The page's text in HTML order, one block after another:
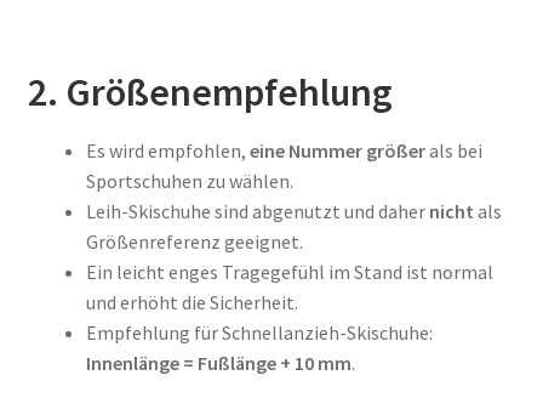
Widerrufsbelehrung
Zahlungsarten
2. Größenempfehlung
Es wird empfohlen, eine Nummer größerals bei
Sportschuhen zu wählen.
Leih-Skischuhe sind abgenutzt und daher nicht als
Größenreferenz geeignet.
Ein leicht enges Tragegefühl im Stand ist normal
und erhöht die Sicherheit.
Empfehlung für Schnellanzieh-Skischuhe:
Innenlänge = Fußlänge + 10 mm.